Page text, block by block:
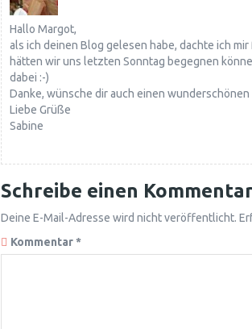
Hallo Margot,
als ich deinen Blog gelesen habe, dachte ich
hätten wir uns letzten Sonntag begegnen
dabei :-)
Danke, wünsche dir auch einen wunderschönen
Liebe Grüße
Sabine
Schreibe einen
Deine E-Mail-Adresse wird nicht veröffentlicht.
Kommentar*